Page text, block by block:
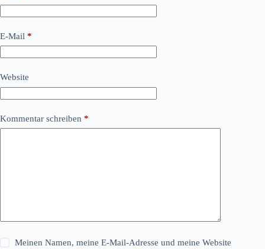
E-Mail *
Website
Kommentar schreiben *
Meinen Namen, meine E-Mail-Adresse und meine Website